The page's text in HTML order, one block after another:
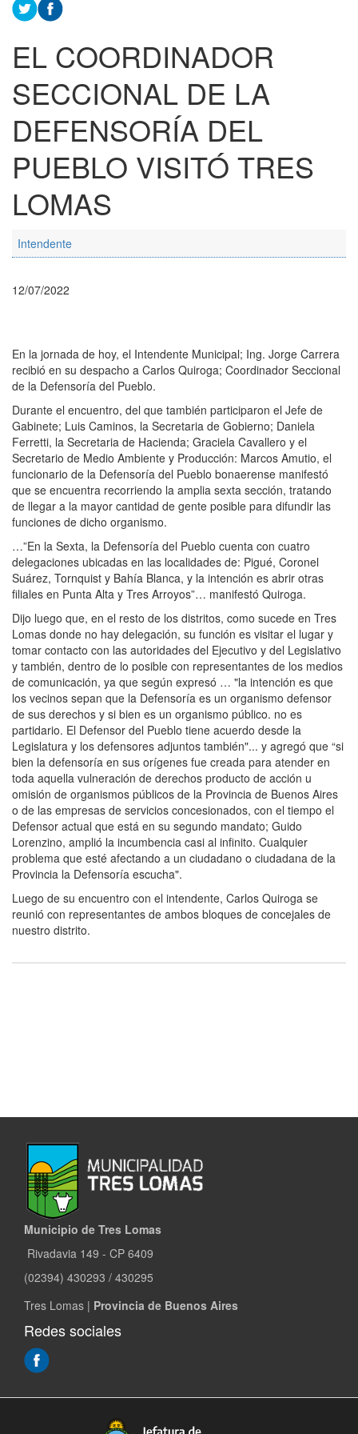
EL COORDINADOR
SECCIONAL DE LA
DEFENSORÍA DEL
PUEBLO VISITÓ TRES
LOMAS
Intendente
12/07/2022
En la jornada de hoy, el Intendente Municipal; Ing. Jorge Carrera
recibió en su despacho a Carlos Quiroga; Coordinador Seccional
de la Defensoría del Pueblo.
Durante el encuentro, del que también participaron el Jefe de
Gabinete; Luis Caminos, la Secretaria de Gobierno; Daniela
Ferretti, la Secretaria de Hacienda; Graciela Cavallero y el
Secretario de Medio Ambiente y Producción: Marcos Amutio, el
funcionario de la Defensoría del Pueblo bonaerense manifestó
que se encuentra recorriendo la amplia sexta sección, tratando
de llegar a la mayor cantidad de gente posible para difundir las
funciones de dicho organismo.
…”En la Sexta, la Defensoría del Pueblo cuenta con cuatro
delegaciones ubicadas en las localidades de: Pigué, Coronel
Suárez, Tornquist y Bahía Blanca, y la intención es abrir otras
filiales en Punta Alta y Tres Arroyos”… manifestó Quiroga.
Dijo luego que, en el resto de los distritos, como sucede en Tres
Lomas donde no hay delegación, su función es visitar el lugar y
tomar contacto con las autoridades del Ejecutivo y del Legislativo
y también, dentro de lo posible con representantes de los medios
de comunicación, ya que según expresó … "la intención es que
los vecinos sepan que la Defensoría es un organismo defensor
de sus derechos y si bien es un organismo público. no es
partidario. El Defensor del Pueblo tiene acuerdo desde la
Legislatura y los defensores adjuntos también"... y agregó que “si
bien la defensoría en sus orígenes fue creada para atender en
toda aquella vulneración de derechos producto de acción u
omisión de organismos públicos de la Provincia de Buenos Aires
o de las empresas de servicios concesionados, con el tiempo el
Defensor actual que está en su segundo mandato; Guido
Lorenzino, amplió la incumbencia casi al infinito. Cualquier
problema que esté afectando a un ciudadano o ciudadana de la
Provincia la Defensoría escucha".
Luego de su encuentro con el intendente, Carlos Quiroga se
reunió con representantes de ambos bloques de concejales de
nuestro distrito.
Municipio de Tres Lomas
Rivadavia 149 - CP 6409
(02394) 430293 / 430295
Tres Lomas | Provincia de Buenos Aires
Redes sociales